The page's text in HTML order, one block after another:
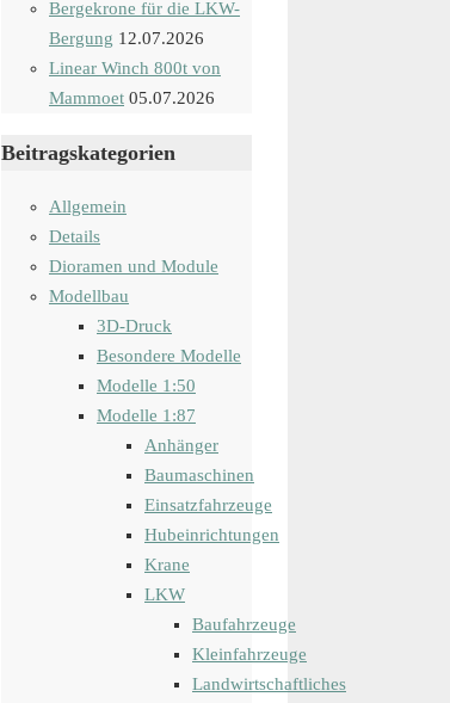
Bergekrone für die LKW-
Bergung 12.07.2026
Linear Winch 800t von
Mammoet 05.07.2026
Beitragskategorien
Allgemein
Details
Dioramen und Module
Modellbau
3D-Druck
Besondere Modelle
Modelle 1:50
Modelle 1:87
Anhänger
Baumaschinen
Einsatzfahrzeuge
Hubeinrichtungen
Krane
LKW
Baufahrzeuge
Kleinfahrzeuge
Landwirtschaftliches